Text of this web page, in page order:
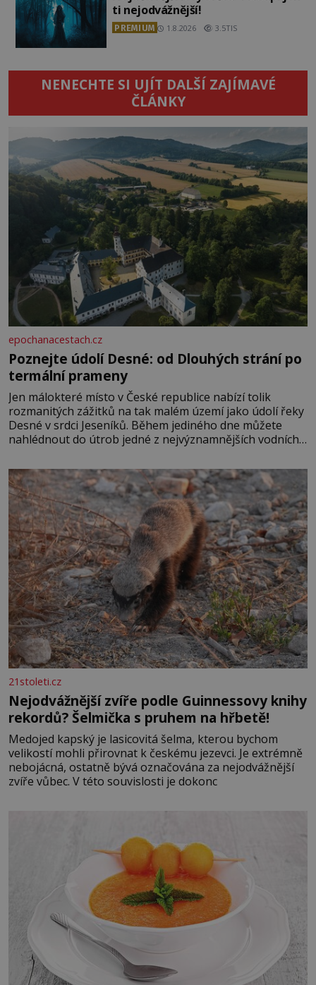
ti nejodvážnější!
PREMIUM 1.8.2026 3.5TIS
NENECHTE SI UJÍT DALŠÍ ZAJÍMAVÉ
ČLÁNKY
epochanacestach.cz
Poznejte údolí Desné: od Dlouhých strání po
termální prameny
Jen málokteré místo v České republice nabízí tolik
rozmanitých zážitků na tak malém území jako údolí řeky
Desné v srdci Jeseníků. Během jediného dne můžete
nahlédnout do útrob jedné z nejvýznamnějších vodních
se na koloběžce a den zakončit poznáváním památek ve
Velkých Losinách nebo v termálním
21stoleti.cz
Nejodvážnější zvíře podle Guinnessovy knihy
rekordů? Šelmička s pruhem na hřbetě!
Medojed kapský je lasicovitá šelma, kterou bychom
velikostí mohli přirovnat k českému jezevci. Je extrémně
nebojácná, ostatně bývá označována za nejodvážnější
zvíře vůbec. V této souvislosti je dokonc